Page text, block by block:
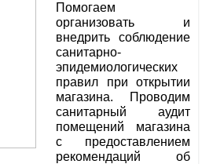
Помогаем
организовать и
внедрить соблюдение
санитарно-
эпидемиологических
правил при открытии
магазина. Проводим
санитарный аудит
помещений магазина
с предоставлением
рекомендаций об